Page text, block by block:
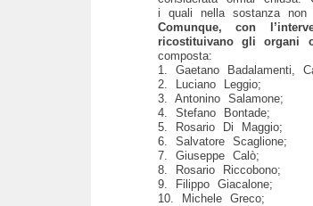
i quali nella sostanza non
Comunque, con
ricostituivano gli organi
composta:
1. Gaetano Badalamenti,
2. Luciano Leggio;
3. Antonino Salamone;
4. Stefano Bontade;
5. Rosario Di Maggio;
6. Salvatore Scaglione;
7. Giuseppe Calò;
8. Rosario Riccobono;
9. Filippo Giacalone;
10. Michele Greco;